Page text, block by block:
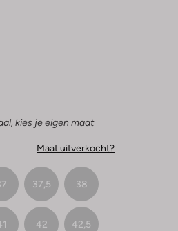
kies je eigen maat
Maat uitverkocht?
37,5 38
42 42,5